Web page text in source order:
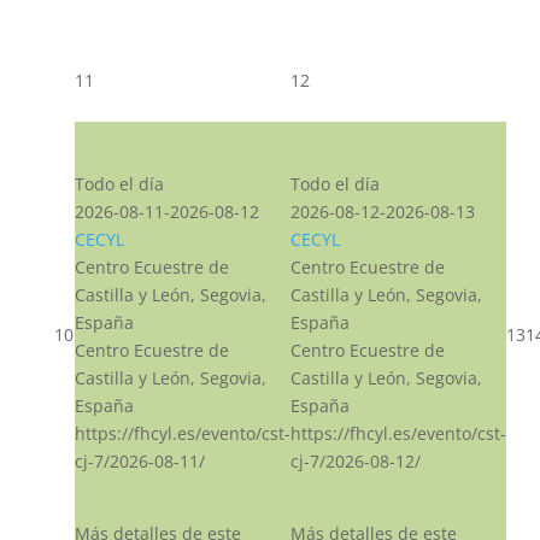
10
11
Todo el día
2026-08-11-2026-08-12
CECYL
Centro Ecuestre de
Castilla y León, Segovia,
España
Centro Ecuestre de
Castilla y León, Segovia,
España
https://fhcyl.es/evento/cst-
cj-7/2026-08-11/
Más detalles de este
12
Todo el día
2026-08-12-2026-08-13
CECYL
Centro Ecuestre de
Castilla y León, Segovia,
España
Centro Ecuestre de
Castilla y León, Segovia,
España
https://fhcyl.es/evento/cst-
cj-7/2026-08-12/
Más detalles de este
13